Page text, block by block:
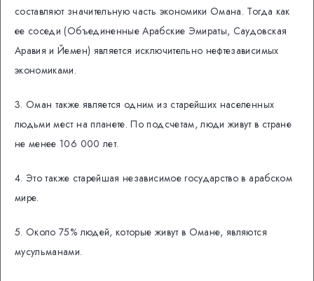
составляют значительную часть экономики Омана. Тогда как
ее соседи (Объединенные Арабские Эмираты, Саудовская
Аравия и Йемен) является исключительно нефтезависимых
экономиками.
3. Оман также является одним из старейших населенных
людьми мест на планете. По подсчетам, люди живут в стране
не менее 106 000 лет.
4. Это также старейшая независимое государство в арабском
мире.
5. Около 75% людей, которые живут в Омане, являются
мусульманами.